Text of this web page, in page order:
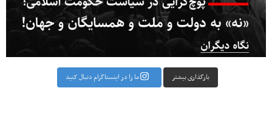
بارگذاری بیشتر ما را در اینستاگرام دنبال کنید